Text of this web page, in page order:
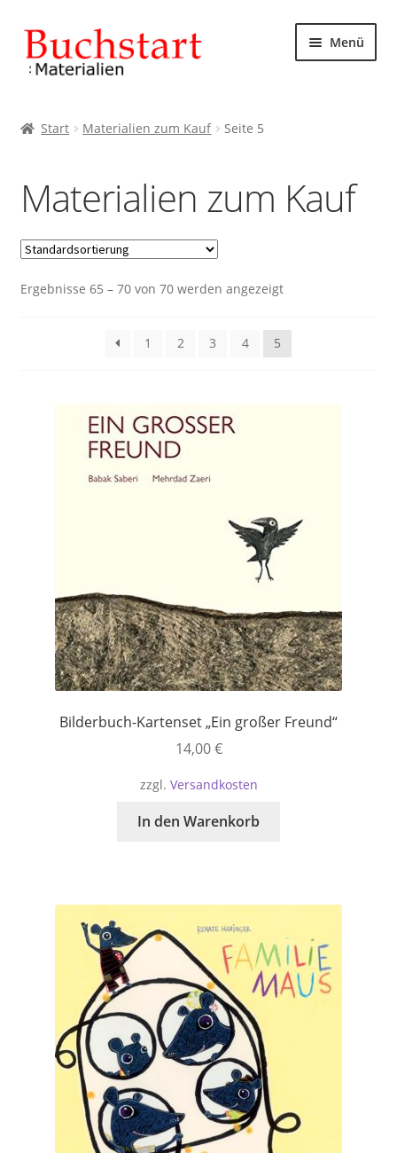
Zur
Navigation
springen
Zum
Inhalt
springen
Menü
Datenschutzbelehrung
Impressum
Kasse
Versandkosten
Warenkorb
Start Materialien zum Kauf Seite 5
Materialien zum Kauf
Ergebnisse 65 – 70 von 70 werden angezeigt
1 2 3 4 5
Bilderbuch-Kartenset „Ein großer Freund“
14,00€
zzgl. Versandkosten
In den Warenkorb